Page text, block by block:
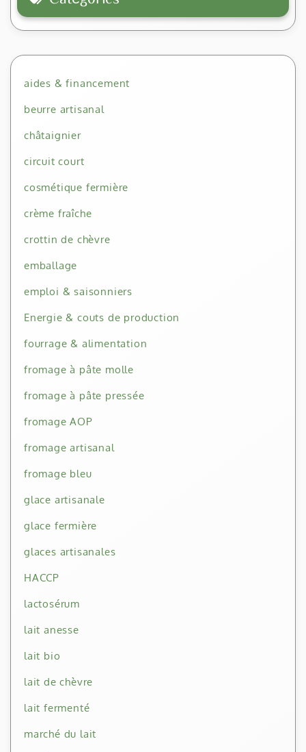
aides & financement
beurre artisanal
châtaignier
circuit court
cosmétique fermière
crème fraîche
crottin de chèvre
emballage
emploi & saisonniers
Energie & couts de production
fourrage & alimentation
fromage à pâte molle
fromage à pâte pressée
fromage AOP
fromage artisanal
fromage bleu
glace artisanale
glace fermière
glaces artisanales
HACCP
lactosérum
lait anesse
lait bio
lait de chèvre
lait fermenté
marché du lait